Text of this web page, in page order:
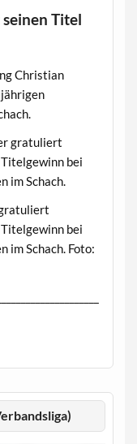
Titel
Christian
bei
im Schach. Foto: